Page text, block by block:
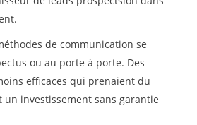
de communication se
ou au porte à porte. Des
efficaces qui prenaient du
investissement sans garantie